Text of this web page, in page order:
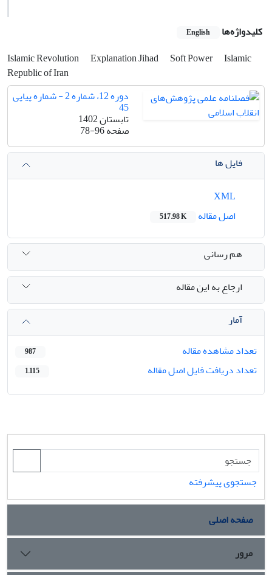
کلیدواژه‌ها English
Islamic Revolution Explanation Jihad Soft Power Islamic
Republic of Iran
دوره 12، شماره 2 - شماره پیاپی
45
تابستان 1402
صفحه78-96
فایل ها
اصل مقاله
517.98 K
هم رسانی
ارجاع به این مقاله
آمار
تعداد مشاهده مقاله
987
تعداد دریافت فایل اصل مقاله 1,115
جستجوی پیشرفته
صفحه اصلی
مرور